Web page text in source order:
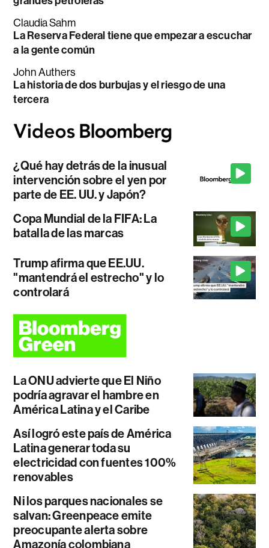
Claudia Sahm
La Reserva Federal tiene que empezar a escuchar
a la gente común
John Authers
La historia de dos burbujas y el riesgo de una
tercera
¿Qué hay detrás de la inusual
intervención sobre el yen por
parte de EE. UU. y Japón?
Copa Mundial de la FIFA: La
batalla de las marcas
Trump afirma que EE.UU.
"mantendrá el estrecho" y lo
controlará
La ONU advierte que El Niño
podría agravar el hambre en
América Latina y el Caribe
Así logró este país de América
Latina generar toda su
electricidad con fuentes 100%
renovables
Ni los parques nacionales se
salvan: Greenpeace emite
preocupante alerta sobre
Amazonía colombiana